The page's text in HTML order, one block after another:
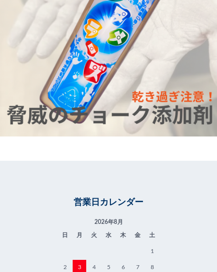
営業日カレンダー
2026年8月
日 月 火 水 木 金 土
1
2 3 4 5 6 7 8